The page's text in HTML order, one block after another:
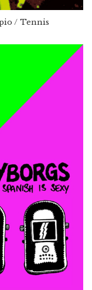
/ Tennis